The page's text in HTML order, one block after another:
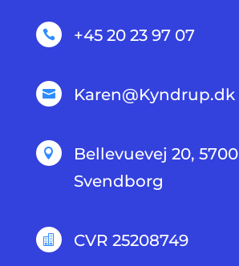
 +45 20 23 97 07
 Karen@Kyndrup.dk

Bellevuevej 20, 5700
Svendborg
 CVR 25208749